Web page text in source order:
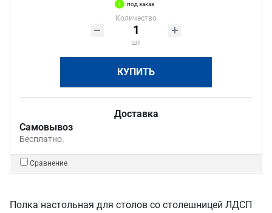
под заказ
Количество
шт
КУПИТЬ
Доставка
Самовывоз
Бесплатно.
Сравнение
Полка настольная для столов со столешницей ЛДСП